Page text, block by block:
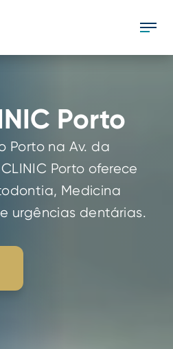
Porto
Porto na Av. da
Porto oferece
Medicina
urgências dentárias.